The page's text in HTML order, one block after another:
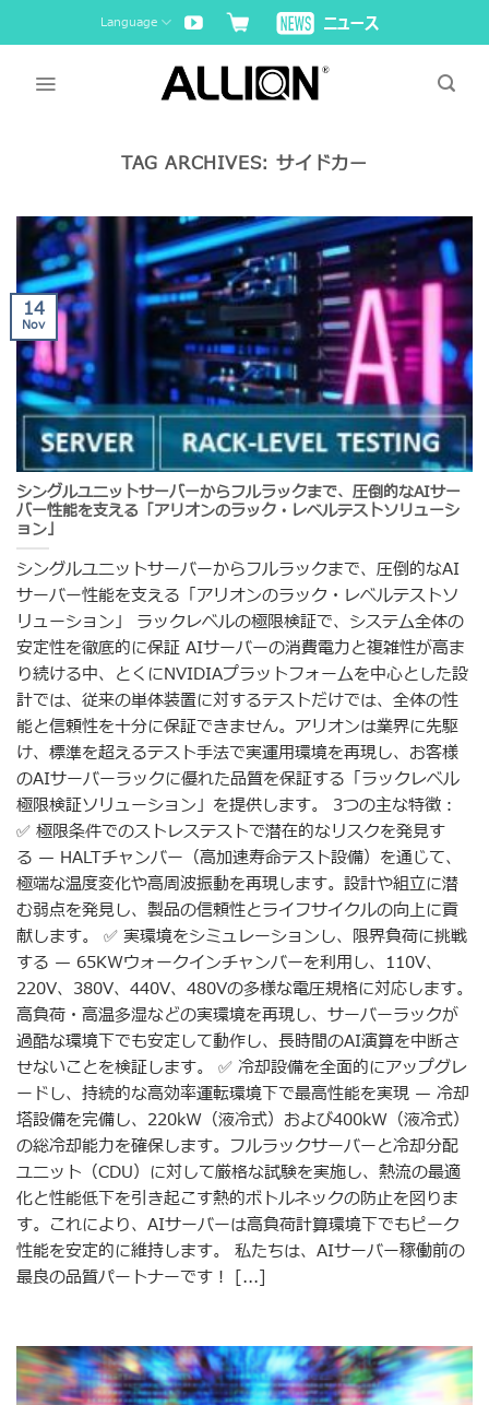
to
Language
TAG ARCHIVES:サイドカー
シングルユニットサーバーからフルラックまで、圧倒的なAIサー
バー性能を支える「アリオンのラック・レベルテストソリューシ
ョン」
シングルユニットサーバーからフルラックまで、圧倒的なAI
サーバー性能を支える「アリオンのラック・レベルテストソ
リューション」 ラックレベルの極限検証で、システム全体の
安定性を徹底的に保証 AIサーバーの消費電力と複雑性が高ま
り続ける中、とくにNVIDIAプラットフォームを中心とした設
計では、従来の単体装置に対するテストだけでは、全体の性
能と信頼性を十分に保証できません。アリオンは業界に先駆
け、標準を超えるテスト手法で実運用環境を再現し、お客様
のAIサーバーラックに優れた品質を保証する「ラックレベル
極限検証ソリューション」を提供します。 3つの主な特徴：
✅ 極限条件でのストレステストで潜在的なリスクを発見す
る — HALTチャンバー（高加速寿命テスト設備）を通じて、
極端な温度変化や高周波振動を再現します。設計や組立に潜
む弱点を発見し、製品の信頼性とライフサイクルの向上に貢
献します。 ✅ 実環境をシミュレーションし、限界負荷に挑戦
する — 65KWウォークインチャンバーを利用し、110V、
220V、380V、440V、480Vの多様な電圧規格に対応します。
高負荷・高温多湿などの実環境を再現し、サーバーラックが
過酷な環境下でも安定して動作し、長時間のAI演算を中断さ
せないことを検証します。 ✅ 冷却設備を全面的にアップグレ
ードし、持続的な高効率運転環境下で最高性能を実現 — 冷却
塔設備を完備し、220kW（液冷式）および400kW（液冷式）
の総冷却能力を確保します。フルラックサーバーと冷却分配
ユニット（CDU）に対して厳格な試験を実施し、熱流の最適
化と性能低下を引き起こす熱的ボトルネックの防止を図りま
す。これにより、AIサーバーは高負荷計算環境下でもピーク
性能を安定的に維持します。 私たちは、AIサーバー稼働前の
最良の品質パートナーです！ [...]
14
Nov